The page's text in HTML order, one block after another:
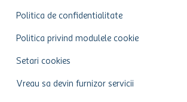
Politica de confidentialitate
Politica privind modulele cookie
Setari cookies
Vreau sa devin furnizor servicii